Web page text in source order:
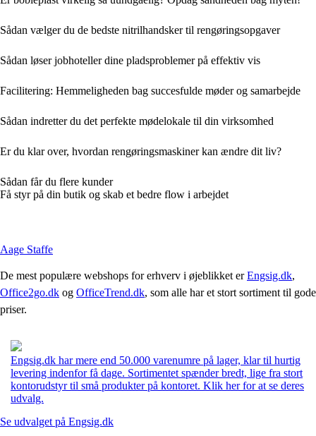
Sådan vælger du de bedste nitrilhandsker til rengøringsopgaver
Sådan løser jobhoteller dine pladsproblemer på effektiv vis
Facilitering: Hemmeligheden bag succesfulde møder og samarbejde
Sådan indretter du det perfekte mødelokale til din virksomhed
Er du klar over, hvordan rengøringsmaskiner kan ændre dit liv?
Sådan får du flere kunder
Få styr på din butik og skab et bedre flow i arbejdet
Aage Staffe
De mest populære webshops for erhverv i øjeblikket erEngsig.dk,
Office2go.dk og OfficeTrend.dk, som alle har et stort sortiment til gode
priser.
Engsig.dk har mere end 50.000 varenumre på lager, klar til hurtig
levering indenfor få dage. Sortimentet spænder bredt, lige fra stort
kontorudstyr til små produkter på kontoret. Klik her for at se deres
udvalg.
Se udvalget på Engsig.dk